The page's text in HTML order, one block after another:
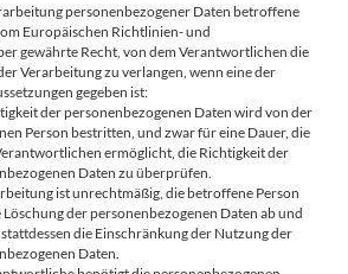
personenbezogener Daten betroffene
Europäischen Richtlinien- und
gewährte Recht, von dem Verantwortlichen die
Verarbeitung zu verlangen, wenn eine der
gegeben ist:
der personenbezogenen Daten wird von der
Person bestritten, und zwar für eine Dauer, die
ermöglicht, die Richtigkeit der
Daten zu überprüfen.
ist unrechtmäßig, die betroffene Person
Löschung der personenbezogenen Daten ab und
die Einschränkung der Nutzung der
Daten.